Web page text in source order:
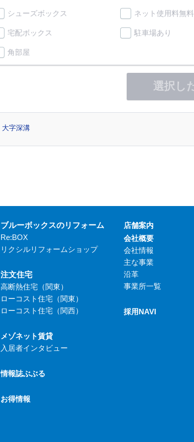
シューズボックス ネット使用料無料
宅配ボックス 駐車場あり
角部屋
選択し
大字深溝
ブルーボックスのリフォーム
Re:BOX
リクシルリフォームショップ
注文住宅
高断熱住宅（関東）
ローコスト住宅（関東）
ローコスト住宅（関西）
メゾネット賃貸
入居者インタビュー
情報誌ぶぶる
お得情報
店舗案内
会社概要
会社情報
主な事業
沿革
事業所一覧
採用NAVI